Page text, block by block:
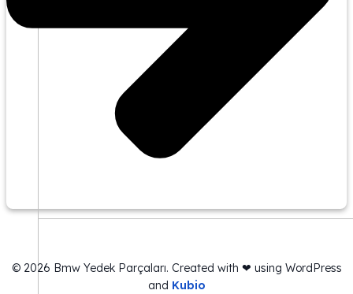
© 2026 Bmw Yedek Parçaları. Created with ❤ using WordPress
and Kubio